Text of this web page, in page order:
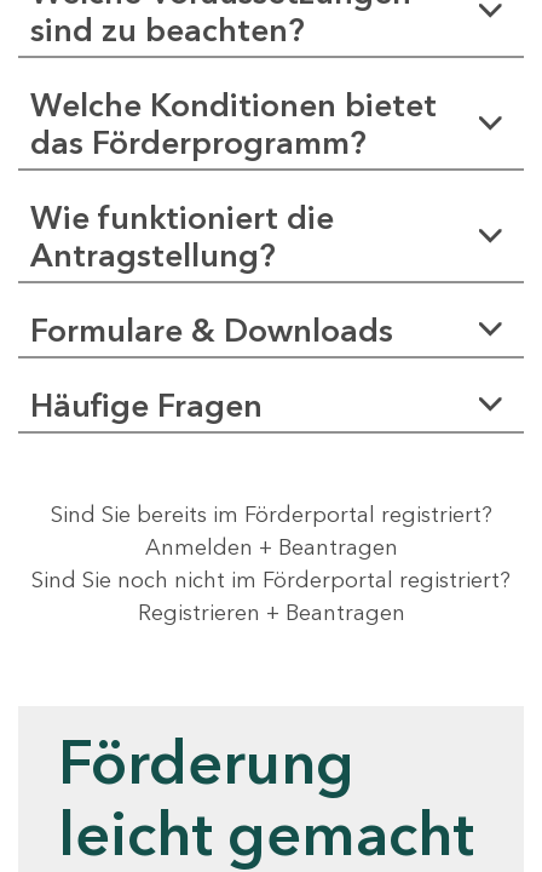
sind zu beachten?
Welche Konditionen bietet
das Förderprogramm?
Wie funktioniert die
Antragstellung?
Formulare & Downloads
Häufige Fragen
Sind Sie bereits im Förderportal registriert?
Anmelden + Beantragen
Sind Sie noch nicht im Förderportal registriert?
Registrieren + Beantragen
Förderung
leicht gemacht